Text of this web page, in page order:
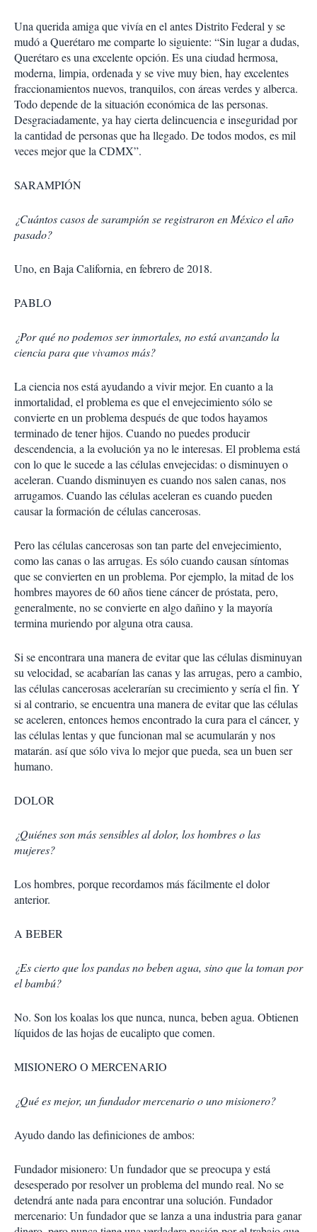
Una querida amiga que vivía en el antes Distrito Federal y se
mudó a Querétaro me comparte lo siguiente: “Sin lugar a dudas,
Querétaro es una excelente opción. Es una ciudad hermosa,
moderna, limpia, ordenada y se vive muy bien, hay excelentes
fraccionamientos nuevos, tranquilos, con áreas verdes y alberca.
Todo depende de la situación económica de las personas.
Desgraciadamente, ya hay cierta delincuencia e inseguridad por
la cantidad de personas que ha llegado. De todos modos, es mil
veces mejor que la CDMX”.
SARAMPIÓN
¿Cuántos casos de sarampión se registraron en México el año
pasado?
Uno, en Baja California, en febrero de 2018.
PABLO
¿Por qué no podemos ser inmortales, no está avanzando la
ciencia para que vivamos más?
La ciencia nos está ayudando a vivir mejor. En cuanto a la
inmortalidad, el problema es que el envejecimiento sólo se
convierte en un problema después de que todos hayamos
terminado de tener hijos. Cuando no puedes producir
descendencia, a la evolución ya no le interesas. El problema está
con lo que le sucede a las células envejecidas: o disminuyen o
aceleran. Cuando disminuyen es cuando nos salen canas, nos
arrugamos. Cuando las células aceleran es cuando pueden
causar la formación de células cancerosas.
Pero las células cancerosas son tan parte del envejecimiento,
como las canas o las arrugas. Es sólo cuando causan síntomas
que se convierten en un problema. Por ejemplo, la mitad de los
hombres mayores de 60 años tiene cáncer de próstata, pero,
generalmente, no se convierte en algo dañino y la mayoría
termina muriendo por alguna otra causa.
Si se encontrara una manera de evitar que las células disminuyan
su velocidad, se acabarían las canas y las arrugas, pero a cambio,
las células cancerosas acelerarían su crecimiento y sería el fin. Y
si al contrario, se encuentra una manera de evitar que las células
se aceleren, entonces hemos encontrado la cura para el cáncer, y
las células lentas y que funcionan mal se acumularán y nos
matarán. así que sólo viva lo mejor que pueda, sea un buen ser
humano.
DOLOR
¿Quiénes son más sensibles al dolor, los hombres o las
mujeres?
Los hombres, porque recordamos más fácilmente el dolor
anterior.
A BEBER
¿Es cierto que los pandas no beben agua, sino que la toman por
el bambú?
No. Son los koalas los que nunca, nunca, beben agua. Obtienen
líquidos de las hojas de eucalipto que comen.
MISIONERO O MERCENARIO
¿Qué es mejor, un fundador mercenario o uno misionero?
Ayudo dando las definiciones de ambos:
Fundador misionero: Un fundador que se preocupa y está
desesperado por resolver un problema del mundo real. No se
detendrá ante nada para encontrar una solución. Fundador
mercenario: Un fundador que se lanza a una industria para ganar